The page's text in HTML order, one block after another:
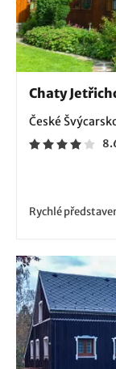
Chaty
České
Rychlé